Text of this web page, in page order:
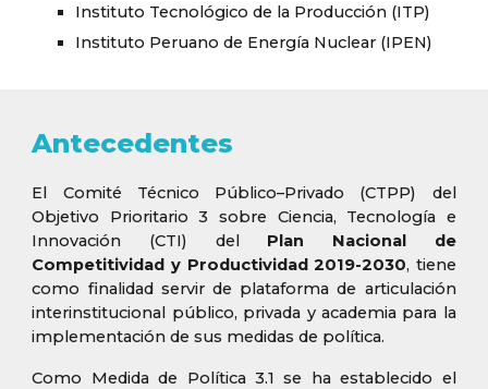
Instituto Tecnológico de la Producción (ITP)
Instituto Peruano de Energía Nuclear (IPEN)
Antecedentes
El Comité Técnico Público–Privado (CTPP) del
Objetivo Prioritario 3 sobre Ciencia, Tecnología e
Innovación (CTI) del Plan Nacional de
Competitividad y Productividad 2019-2030, tiene
como finalidad servir de plataforma de articulación
interinstitucional público, privada y academia para la
implementación de sus medidas de política.
Como Medida de Política 3.1 se ha establecido el